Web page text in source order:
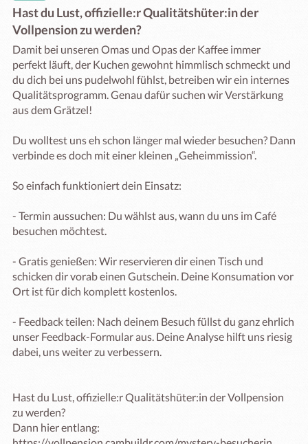
Hast du Lust, offizielle:r Qualitätshüter:in der
Vollpension zu werden?
Damit bei unseren Omas und Opas der Kaffee immer
perfekt läuft, der Kuchen gewohnt himmlisch schmeckt und
du dich bei uns pudelwohl fühlst, betreiben wir ein internes
Qualitätsprogramm. Genau dafür suchen wir Verstärkung
aus dem Grätzel!
Du wolltest uns eh schon länger mal wieder besuchen? Dann
verbinde es doch mit einer kleinen „Geheimmission“.
So einfach funktioniert dein Einsatz:
- Termin aussuchen: Du wählst aus, wann du uns im Café
besuchen möchtest.
- Gratis genießen: Wir reservieren dir einen Tisch und
schicken dir vorab einen Gutschein. Deine Konsumation vor
Ort ist für dich komplett kostenlos.
- Feedback teilen: Nach deinem Besuch füllst du ganz ehrlich
unser Feedback-Formular aus. Deine Analyse hilft uns riesig
dabei, uns weiter zu verbessern.
Hast du Lust, offizielle:r Qualitätshüter:in der Vollpension
zu werden?
Dann hier entlang: